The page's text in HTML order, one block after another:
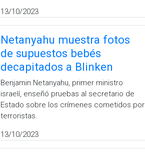
13/10/2023
Netanyahu muestra fotos
de supuestos bebés
decapitados a Blinken
Benjamin Netanyahu, primer ministro
israelí, enseñó pruebas al secretario de
Estado sobre los crímenes cometidos por
terroristas.
13/10/2023